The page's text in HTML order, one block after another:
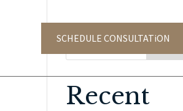
SCHEDULE CONSULTATiON
Recent